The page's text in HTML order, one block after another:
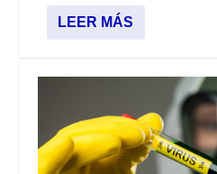
LEER MÁS